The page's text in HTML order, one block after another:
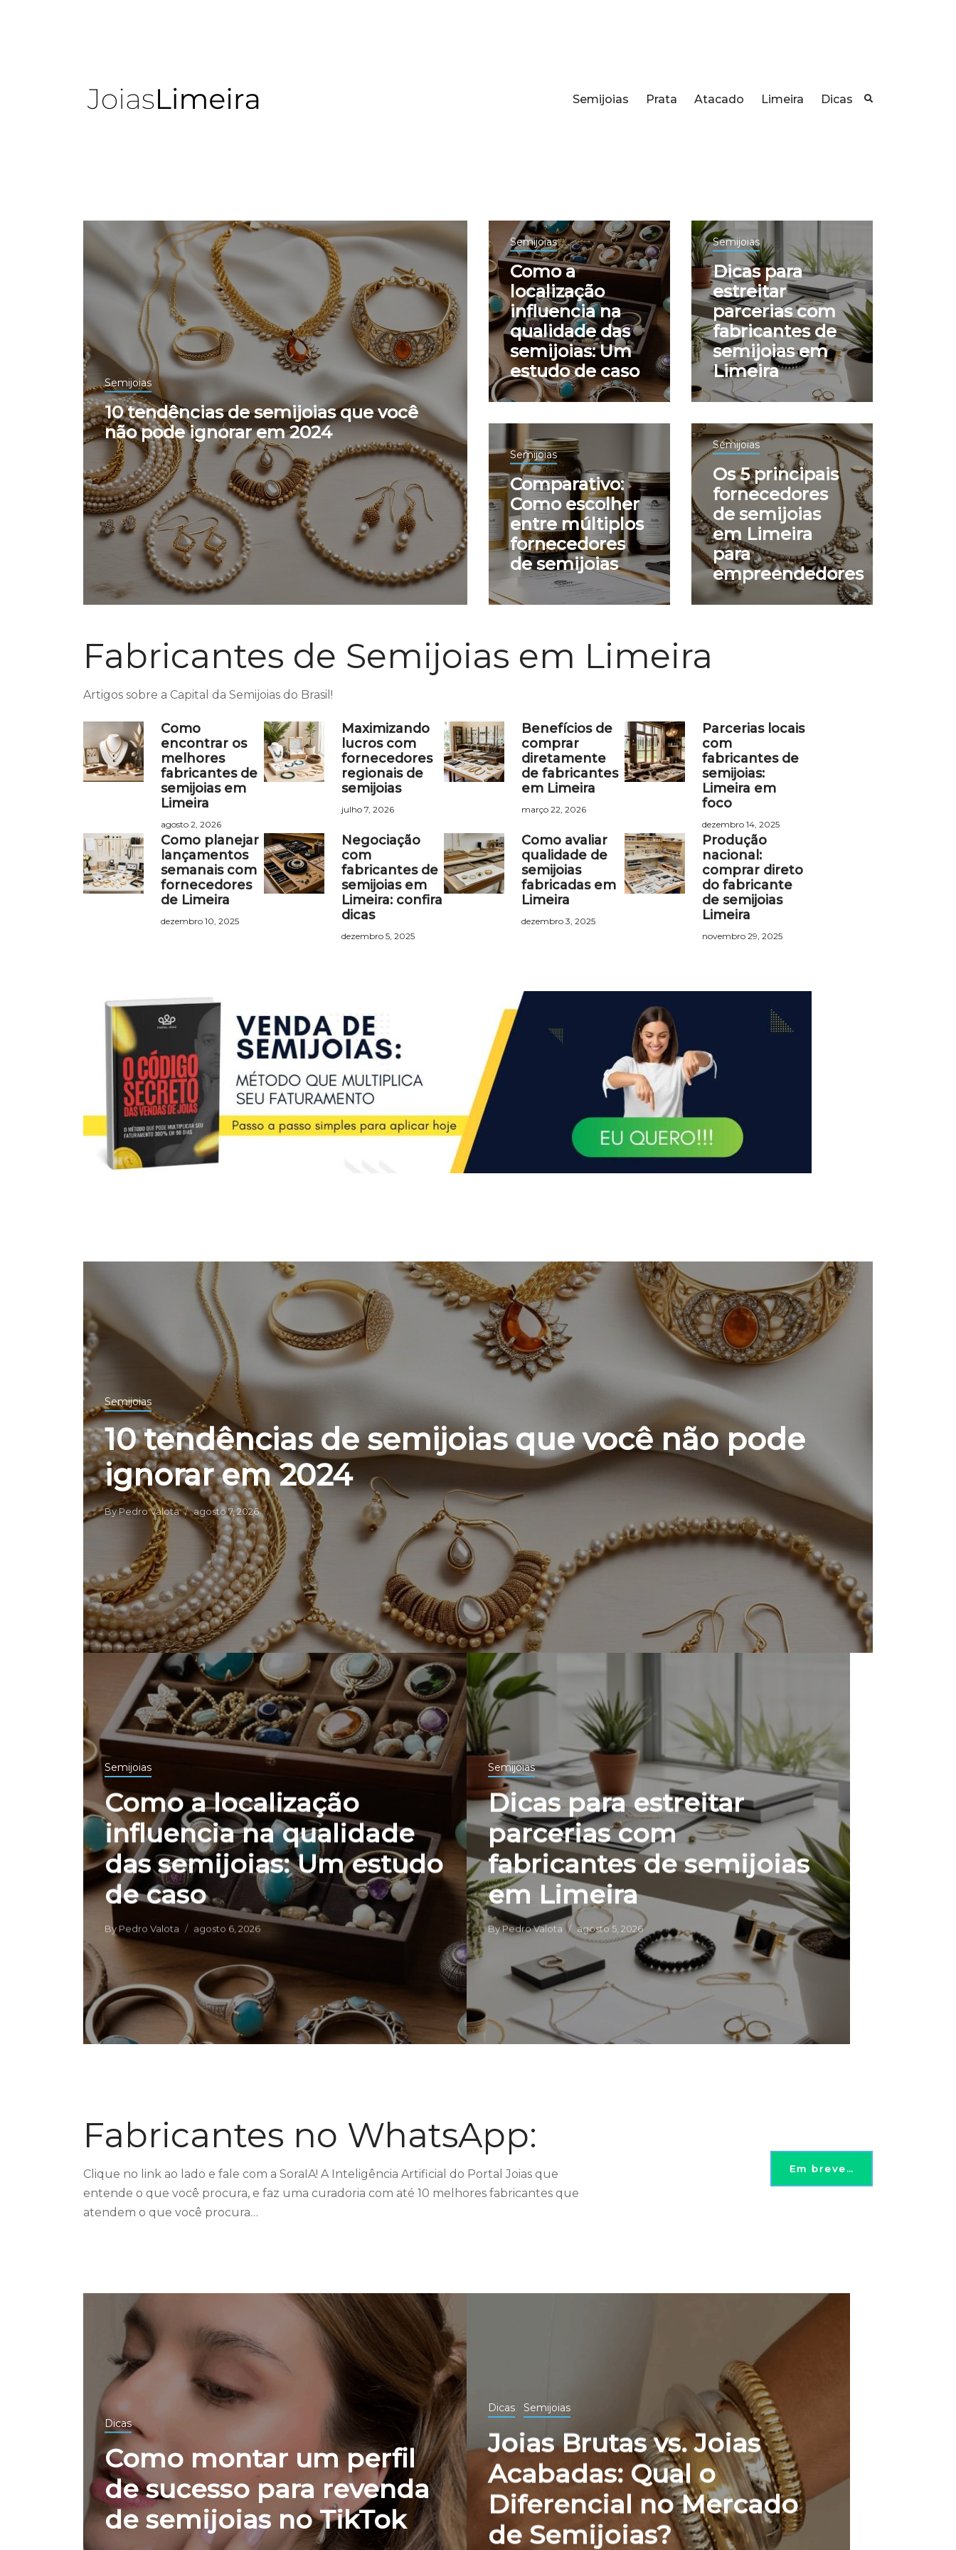
Semijoias Prata Atacado Limeira Dicas
Semijoias
10 tendências de semijoias que você
não pode ignorar em 2024
Semijoias
Como a
localização
influencia na
qualidade das
semijoias: Um
estudo de caso
Semijoias
Dicas para
estreitar
parcerias com
fabricantes de
semijoias em
Limeira
Semijoias
Comparativo:
Como escolher
entre múltiplos
fornecedores
de semijoias
Semijoias
Os 5 principais
fornecedores
de semijoias
em Limeira
para
empreendedores
Fabricantes de Semijoias em Limeira
Artigos sobre a Capital da Semijoias do Brasil!
Como
encontrar os
melhores
fabricantes de
semijoias em
Limeira
agosto 2, 2026
Maximizando
lucros com
fornecedores
regionais de
semijoias
julho 7, 2026
Benefícios de
comprar
diretamente
de fabricantes
em Limeira
março 22, 2026
Parcerias locais
com
fabricantes de
semijoias:
Limeira em
foco
dezembro 14, 2025
Como planejar
lançamentos
semanais com
fornecedores
de Limeira
dezembro 10, 2025
Negociação
com
fabricantes de
semijoias em
Limeira: confira
dicas
dezembro 5, 2025
Como avaliar
qualidade de
semijoias
fabricadas em
Limeira
dezembro 3, 2025
Produção
nacional:
comprar direto
do fabricante
de semijoias
Limeira
novembro 29, 2025
Semijoias
10 tendências de semijoias que você não pode
ignorar em 2024
ByPedro Valota agosto 7, 2026
Semijoias
Como a localização
influencia na qualidade
das semijoias: Um estudo
de caso
By Pedro Valota agosto 6, 2026
Semijoias
Dicas para estreitar
parcerias com
fabricantes de semijoias
em Limeira
ByPedro Valota agosto 5, 2026
Fabricantes no WhatsApp:
Clique no link ao lado e fale com a SoraIA! A Inteligência Artificial do Portal Joias que
entende o que você procura, e faz uma curadoria com até 10 melhores fabricantes que
atendem o que você procura…
Em breve…
Dicas
Como montar um perfil
de sucesso para revenda
de semijoias no TikTok
Dicas Semijoias
Joias Brutas vs. Joias
Acabadas: Qual o
Diferencial no Mercado
de Semijoias?